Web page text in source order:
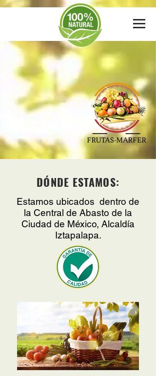
DÓNDE ESTAMOS:
Estamos ubicados dentro de
la Central de Abasto de la
Ciudad de México, Alcaldía
Iztapalapa.